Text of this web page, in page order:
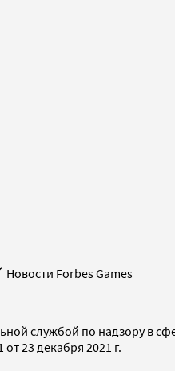
Новости Forbes Games
службой по надзору в
23 декабря 2021 г.